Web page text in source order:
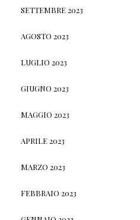
SETTEMBRE 2023
AGOSTO 2023
LUGLIO 2023
GIUGNO 2023
MAGGIO 2023
APRILE 2023
MARZO 2023
FEBBRAIO 2023